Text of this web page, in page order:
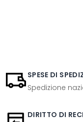
SPESE DI
Spedizione
DIRITTO DI